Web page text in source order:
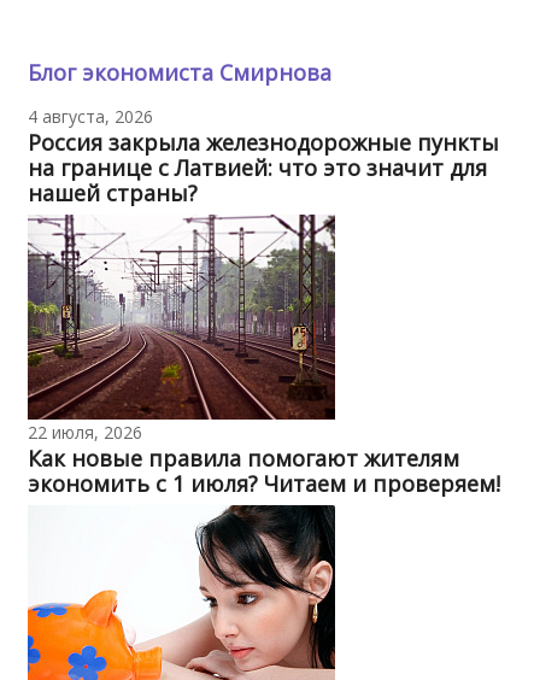
Блог экономиста Смирнова
4 августа, 2026
Россия закрыла железнодорожные пункты
на границе с Латвией: что это значит для
нашей страны?
22 июля, 2026
Как новые правила помогают жителям
экономить с 1 июля? Читаем и проверяем!